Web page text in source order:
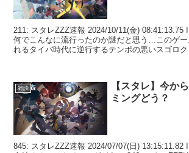
211: スタレZZZ速報 2024/10/11(金) 08:41:13.75
何でこんなに流行ったのか謎だと思う…このゲー
れるタイパ時代に逆行するテンポの悪いスゴロ
雑談
【スタレ】今か
ミングどう？
845: スタレZZZ速報 2024/07/07(日) 13:15:11.82